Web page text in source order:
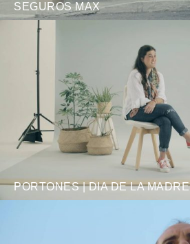
SEGUROS MAX
PORTONES | DIA DE LA MADRE